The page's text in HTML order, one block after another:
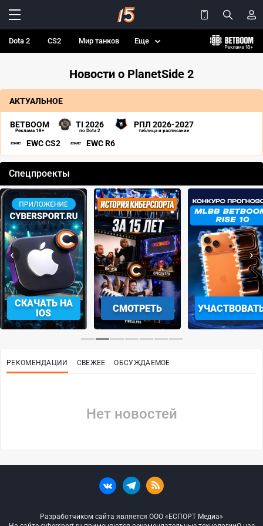
Dota 2 CS2 Мир танков Еще
Новости о PlanetSide 2
АКТУАЛЬНОЕ
BETBOOM
Реклама 18+
TI 2026
по Dota 2
РПЛ 2026-2027
таблица и расписание
EWC CS2 EWC R6
Спецпроекты
СКАЧАТЬ НА
IOS
СМОТРЕТЬ
‹ ›
РЕКОМЕНДАЦИИ СВЕЖЕЕ ОБСУЖДАЕМОЕ
Нет новостей
Разработчиком сайта является ООО «ЕСПОРТ Медиа»